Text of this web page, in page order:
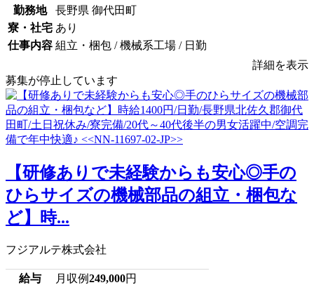
勤務地
長野県 御代田町
寮・社宅 あり
仕事内容 組立・梱包 / 機械系工場 / 日勤
詳細を表示
募集が停止しています
【研修ありで未経験からも安心◎手の
ひらサイズの機械部品の組立・梱包な
ど】時...
フジアルテ株式会社
給与 月収例249,000円